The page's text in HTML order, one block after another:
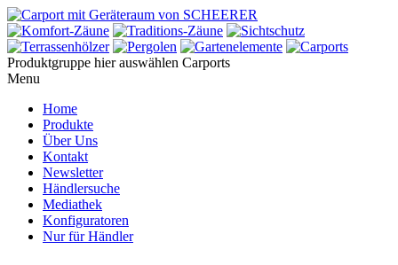
Produktgruppe hier auswählen Carports
Menu
Home
Produkte
Über Uns
Kontakt
Newsletter
Händlersuche
Mediathek
Konfiguratoren
Nur für Händler